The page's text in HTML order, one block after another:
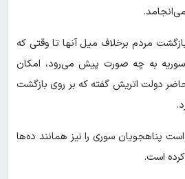
بازگشت مردم برخلاف میل آنها تا وقتی که
به چه صورت پیش می‌رود، امکان
دولت اتریش گفته که بر روی بازگشت
پناهجویان سوری را نیز همانند ده‌ها
است.